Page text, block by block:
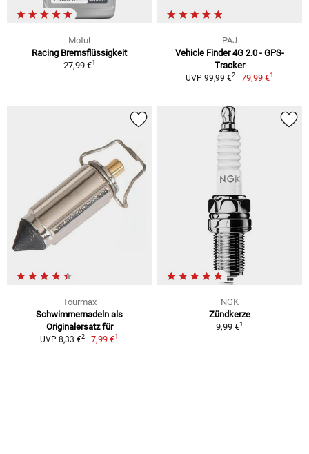
Motul
Racing Bremsflüssigkeit
27,99 €1
PAJ
Vehicle Finder 4G 2.0 - GPS-
Tracker
UVP 99,99 €2 79,99 €1
Tourmax
Schwimmernadeln als
Originalersatz für
UVP 8,33 €2 7,99 €1
NGK
Zündkerze
9,99 €1